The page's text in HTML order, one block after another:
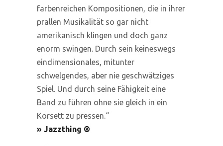
farbenreichen Kompositionen, die in ihrer
prallen Musikalität so gar nicht
amerikanisch klingen und doch ganz
enorm swingen. Durch sein keineswegs
eindimensionales, mitunter
schwelgendes, aber nie geschwätziges
Spiel. Und durch seine Fähigkeit eine
Band zu führen ohne sie gleich in ein
Korsett zu pressen.“
» Jazzthing ®